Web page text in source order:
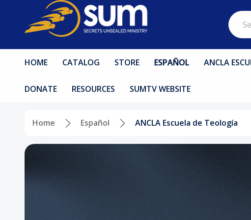
Search
HOME CATALOG STORE ESPAÑOL ANCLA
DONATE RESOURCES SUMTV WEBSITE
Home Español ANCLA Escuela de Teología